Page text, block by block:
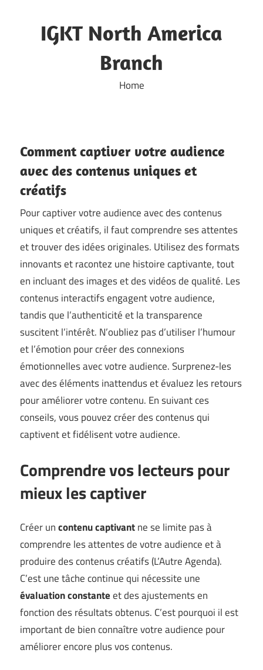
contentIGKT North America
Branch
Home
Comment captiver votre audience
avec des contenus uniques et
créatifs
Pour captiver votre audience avec des contenus
uniques et créatifs, il faut comprendre ses attentes
et trouver des idées originales. Utilisez des formats
innovants et racontez une histoire captivante, tout
en incluant des images et des vidéos de qualité. Les
contenus interactifs engagent votre audience,
tandis que l’authenticité et la transparence
suscitent l’intérêt. N’oubliez pas d’utiliser l’humour
et l’émotion pour créer des connexions
émotionnelles avec votre audience. Surprenez-les
avec des éléments inattendus et évaluez les retours
pour améliorer votre contenu. En suivant ces
conseils, vous pouvez créer des contenus qui
captivent et fidélisent votre audience.
Comprendre vos lecteurs pour
mieux les captiver
Créer uncontenu captivantne se limite pas à
comprendre les attentes de votre audience et à
produire des contenus créatifs (L’Autre Agenda).
C’est une tâche continue qui nécessite une
évaluation constanteet des ajustements en
fonction des résultats obtenus. C’est pourquoi il est
important de bien connaître votre audience pour
améliorer encore plus vos contenus.